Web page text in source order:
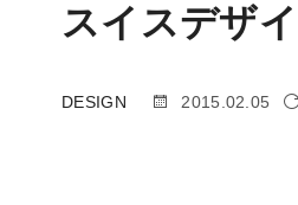
スイスデザ
DESIGN 2015.02.05